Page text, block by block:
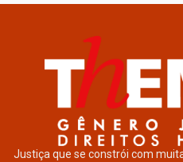
Justiça que se constrói com